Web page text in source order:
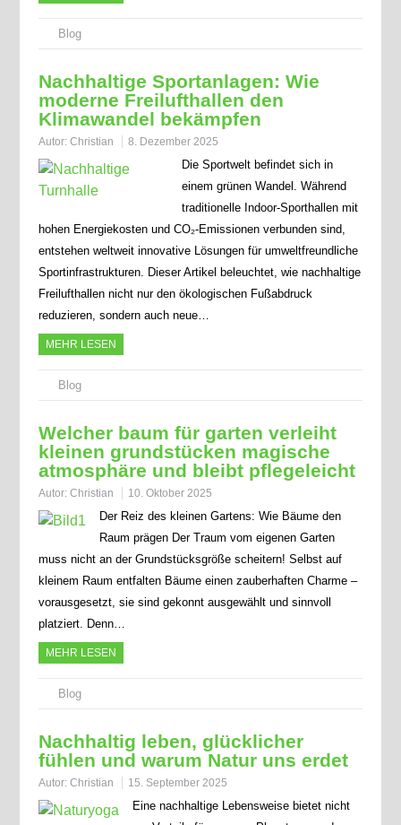
Blog
Nachhaltige Sportanlagen: Wie
moderne Freilufthallen den
Klimawandel bekämpfen
Autor: Christian 8. Dezember 2025
Die Sportwelt befindet sich in
einem grünen Wandel. Während
traditionelle Indoor-Sporthallen mit
hohen Energiekosten und CO₂-Emissionen verbunden sind,
entstehen weltweit innovative Lösungen für umweltfreundliche
Sportinfrastrukturen. Dieser Artikel beleuchtet, wie nachhaltige
Freilufthallen nicht nur den ökologischen Fußabdruck
reduzieren, sondern auch neue…
MEHR LESEN
Blog
Welcher baum für garten verleiht
kleinen grundstücken magische
atmosphäre und bleibt pflegeleicht
Autor: Christian 10. Oktober 2025
Der Reiz des kleinen Gartens: Wie Bäume den
Raum prägen Der Traum vom eigenen Garten
muss nicht an der Grundstücksgröße scheitern! Selbst auf
kleinem Raum entfalten Bäume einen zauberhaften Charme –
vorausgesetzt, sie sind gekonnt ausgewählt und sinnvoll
platziert. Denn…
MEHR LESEN
Blog
Nachhaltig leben, glücklicher
fühlen und warum Natur uns erdet
Autor: Christian 15. September 2025
Eine nachhaltige Lebensweise bietet nicht